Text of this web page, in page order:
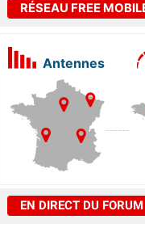
RÉSEAU FREE
Antennes
EN DIRECT DU FORUM